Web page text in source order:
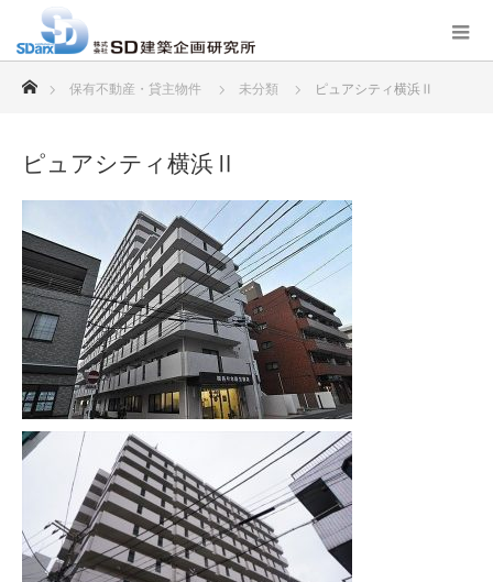
ホーム
保有不動産・貸主物件 未分類 ピュアシティ横浜Ⅱ
ピュアシティ横浜Ⅱ